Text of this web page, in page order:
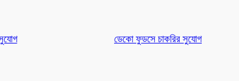
ডেকো ফুডসে চাকরির সুযোগ